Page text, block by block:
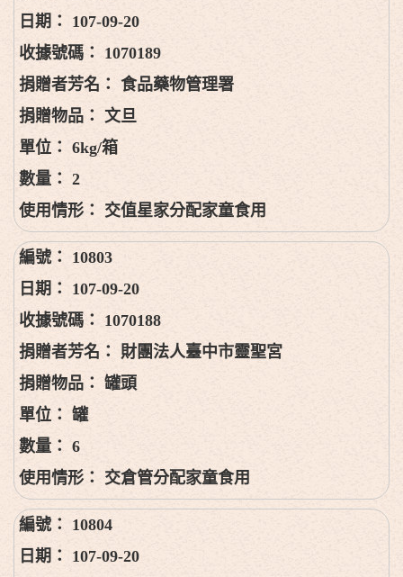
107-09-20
1070189
食品藥物管理署
文旦
6kg/箱
2
交值星家分配家童食用
10803
107-09-20
1070188
財團法人臺中市靈聖宮
罐頭
罐
6
交倉管分配家童食用
10804
107-09-20